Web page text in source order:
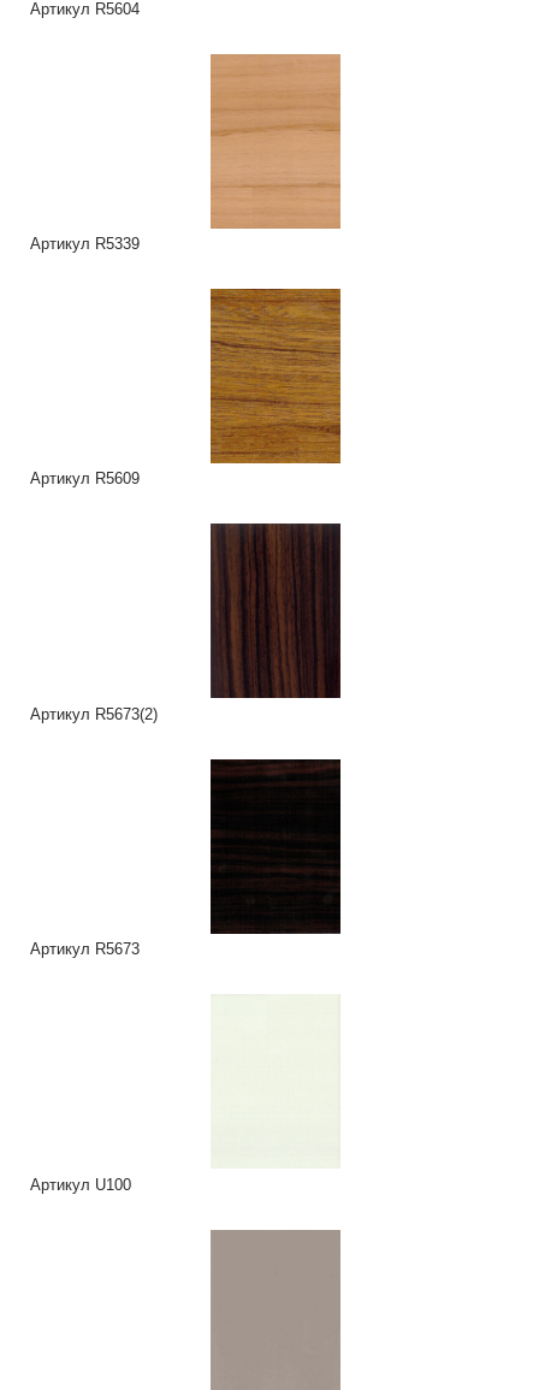
Артикул R5604
Артикул R5339
Артикул R5609
Артикул R5673(2)
Артикул R5673
Артикул U100